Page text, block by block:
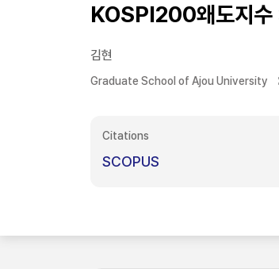
KOSPI200왜도지
김현
Graduate School of Ajou University
Citations
SCOPUS